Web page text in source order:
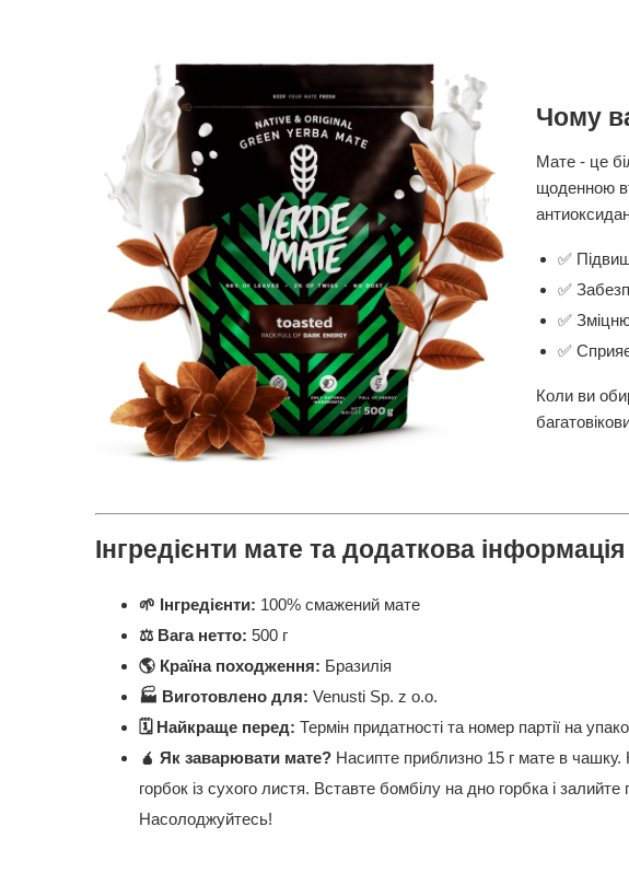
Чому
Мате - це
щоденною
✅
✅
✅
✅
Коли ви
Інгредієнти мате та додаткова
🌱 Інгредієнти: 100% смажений мате
⚖️ Вага нетто: 500 г
🌎 Країна походження: Бразилія
🏭 Виготовлено для: Venusti Sp. z o.o.
🗓️ Найкраще перед: Термін придатності та номер партії на
🧉 Як заварювати мате? Насипте приблизно 15 г мате в
горбок із сухого листя. Вставте бомбілу на дно горбка і
Насолоджуйтесь!